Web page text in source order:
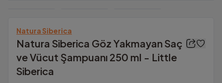
Natura Siberica
Natura Siberica Göz Yakmayan Saç
ve Vücut Şampuanı 250 ml - Little
Siberica